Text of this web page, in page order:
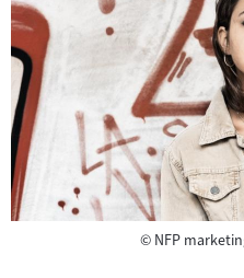
©Copyright
NFP